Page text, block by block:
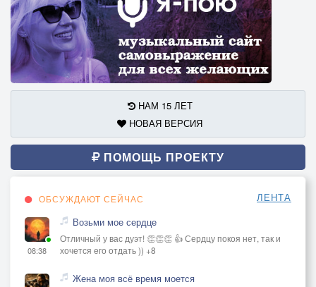
НАМ 15 ЛЕТ
НОВАЯ ВЕРСИЯ
ПОМОЩЬ ПРОЕКТУ
ОБСУЖДАЮТ СЕЙЧАС ЛЕНТА
08:38
Возьми мое сердце
Отличный у вас дуэт! 👏👏👏 👍 Сердцу покоя нет, так и
хочется его отдать )) +8
Жена моя всё время моется